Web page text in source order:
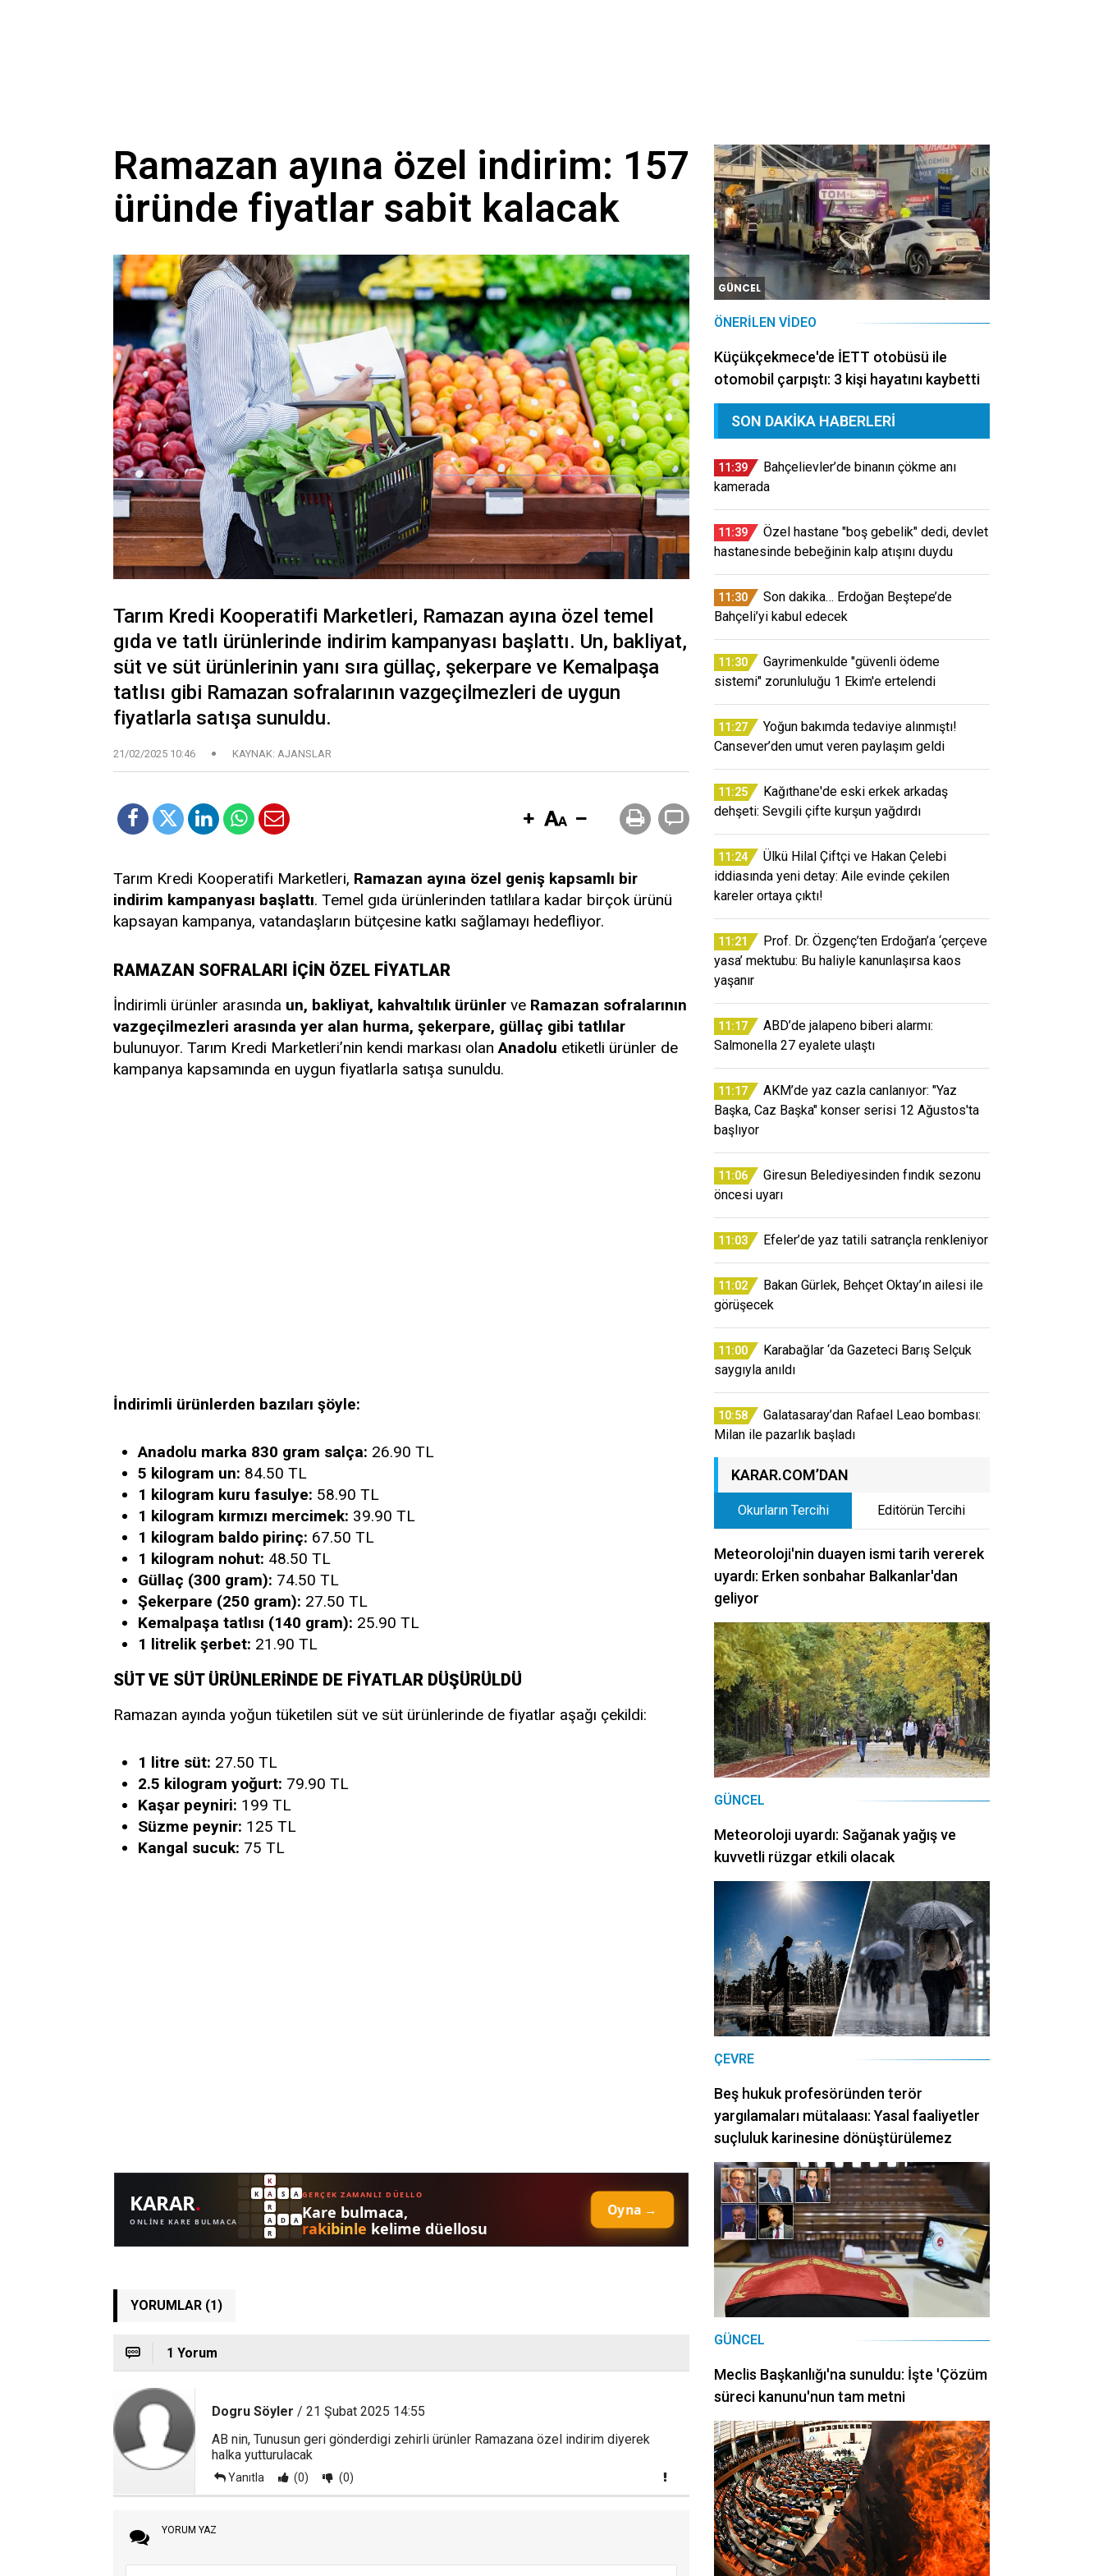
Ramazan ayına özel indirim: 157
üründe fiyatlar sabit kalacak
Tarım Kredi Kooperatifi Marketleri, Ramazan ayına özel temel
gıda ve tatlı ürünlerinde indirim kampanyası başlattı. Un, bakliyat,
süt ve süt ürünlerinin yanı sıra güllaç, şekerpare ve Kemalpaşa
tatlısı gibi Ramazan sofralarının vazgeçilmezleri de uygun
fiyatlarla satışa sunuldu.
21/02/2025 10:46 KAYNAK: AJANSLAR
Tarım Kredi Kooperatifi Marketleri, Ramazan ayına özel geniş kapsamlı bir
indirim kampanyası başlattı. Temel gıda ürünlerinden tatlılara kadar birçok ürünü
kapsayan kampanya, vatandaşların bütçesine katkı sağlamayı hedefliyor.
RAMAZAN SOFRALARI İÇİN ÖZEL FİYATLAR
İndirimli ürünler arasında un, bakliyat, kahvaltılık ürünler ve Ramazan sofralarının
vazgeçilmezleri arasında yer alan hurma, şekerpare, güllaç gibi tatlılar
bulunuyor. Tarım Kredi Marketleri’nin kendi markası olanAnadolu etiketli ürünler de
kampanya kapsamında en uygun fiyatlarla satışa sunuldu.
İndirimli ürünlerden bazıları şöyle:
Anadolu marka 830 gram salça: 26.90 TL
5 kilogram un: 84.50 TL
1 kilogram kuru fasulye: 58.90 TL
1 kilogram kırmızı mercimek: 39.90 TL
1 kilogram baldo pirinç: 67.50 TL
1 kilogram nohut: 48.50 TL
Güllaç (300 gram): 74.50 TL
Şekerpare (250 gram): 27.50 TL
Kemalpaşa tatlısı (140 gram): 25.90 TL
1 litrelik şerbet: 21.90 TL
SÜT VE SÜT ÜRÜNLERİNDE DE FİYATLAR DÜŞÜRÜLDÜ
Ramazan ayında yoğun tüketilen süt ve süt ürünlerinde de fiyatlar aşağı çekildi:
1 litre süt: 27.50 TL
2.5 kilogram yoğurt: 79.90 TL
Kaşar peyniri: 199 TL
Süzme peynir: 125 TL
Kangal sucuk: 75 TL
YORUMLAR (1)
1 Yorum
Dogru Söyler / 21 Şubat 2025 14:55
AB nin, Tunusun geri gönderdigi zehirli ürünler Ramazana özel indirim diyerek
halka yutturulacak
Yanıtla (0) (0)
YORUM YAZ
GÜNCEL
ÖNERILEN VIDEO
Küçükçekmece'de İETT otobüsü ile
otomobil çarpıştı: 3 kişi hayatını kaybetti
SON DAKIKA HABERLERI
11:39
Bahçelievler’de binanın çökme anı
kamerada
11:39
Özel hastane "boş gebelik" dedi, devlet
hastanesinde bebeğinin kalp atışını duydu
11:30
Son dakika… Erdoğan Beştepe’de
Bahçeli’yi kabul edecek
11:30
Gayrimenkulde "güvenli ödeme
sistemi" zorunluluğu 1 Ekim'e ertelendi
11:27
Yoğun bakımda tedaviye alınmıştı!
Cansever’den umut veren paylaşım geldi
11:25
Kağıthane'de eski erkek arkadaş
dehşeti: Sevgili çifte kurşun yağdırdı
11:24
Ülkü Hilal Çiftçi ve Hakan Çelebi
iddiasında yeni detay: Aile evinde çekilen
kareler ortaya çıktı!
11:21
Prof. Dr. Özgenç’ten Erdoğan’a ‘çerçeve
yasa’ mektubu: Bu haliyle kanunlaşırsa kaos
yaşanır
11:17
ABD’de jalapeno biberi alarmı:
Salmonella 27 eyalete ulaştı
11:17
AKM’de yaz cazla canlanıyor: "Yaz
Başka, Caz Başka" konser serisi 12 Ağustos'ta
başlıyor
11:06
Giresun Belediyesinden fındık sezonu
öncesi uyarı
11:03 Efeler’de yaz tatili satrançla renkleniyor
11:02
Bakan Gürlek, Behçet Oktay’ın ailesi ile
görüşecek
11:00
Karabağlar ‘da Gazeteci Barış Selçuk
saygıyla anıldı
10:58
Galatasaray’dan Rafael Leao bombası:
Milan ile pazarlık başladı
KARAR.COM’DAN
Okurların Tercihi Editörün Tercihi
Meteoroloji'nin duayen ismi tarih vererek
uyardı: Erken sonbahar Balkanlar'dan
geliyor
GÜNCEL
Meteoroloji uyardı: Sağanak yağış ve
kuvvetli rüzgar etkili olacak
ÇEVRE
Beş hukuk profesöründen terör
yargılamaları mütalaası: Yasal faaliyetler
suçluluk karinesine dönüştürülemez
GÜNCEL
Meclis Başkanlığı'na sunuldu: İşte 'Çözüm
süreci kanunu'nun tam metni